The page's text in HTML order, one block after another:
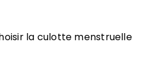
la culotte menstruelle